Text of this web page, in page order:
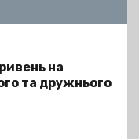
на
та дружнього